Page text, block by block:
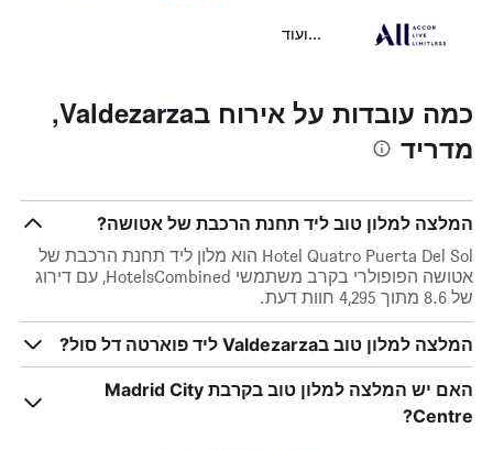
...ועוד
כמה עובדות על אירוח בValdezarza,
מדריד
המלצה למלון טוב ליד תחנת הרכבת של אטושה?
Hotel Quatro Puerta Del Sol הוא מלון ליד תחנת הרכבת של
אטושה הפופולרי בקרב משתמשי HotelsCombined, עם דירוג
של 8.6 מתוך 4,295 חוות דעת.
המלצה למלון טוב בValdezarza ליד פוארטה דל סול?
האם יש המלצה למלון טוב בקרבת Madrid City
Centre?